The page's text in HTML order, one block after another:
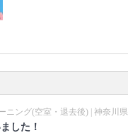
ニング(空室・退去後) | 神奈川県
した！